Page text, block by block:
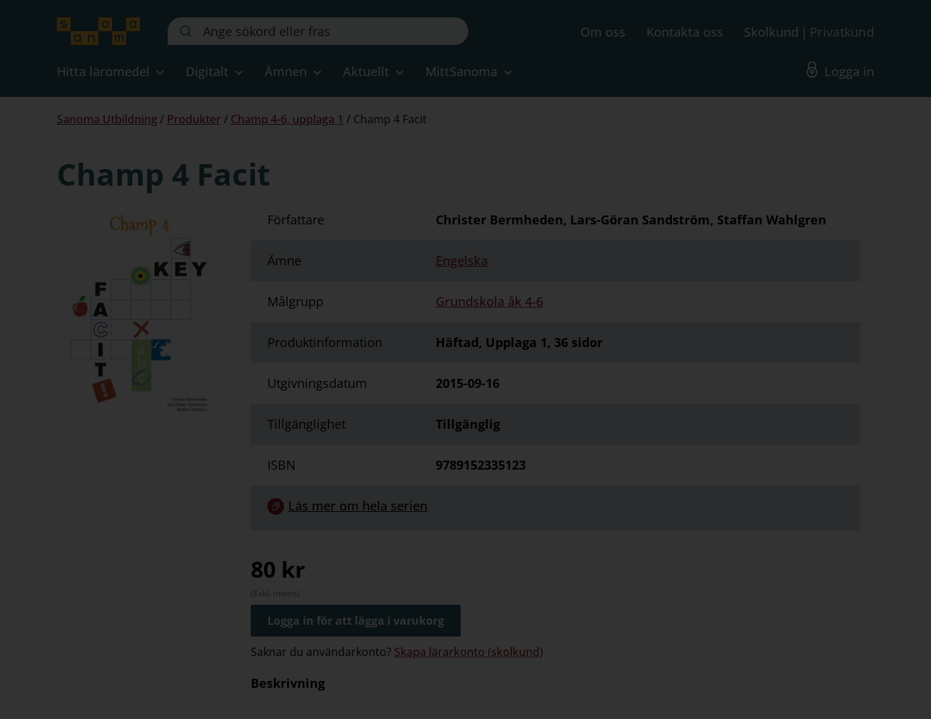
Sök
på
webbplatsen::
Om oss Kontakta oss Skolkund Privatkund
Hitta läromedel Digitalt Ämnen Aktuellt MittSanoma Logga in
Du
Sanoma Utbildning / Produkter / Champ 4-6, upplaga 1 / Champ 4 Facit
Champ 4 Facit
Författare Christer Bermheden, Lars-Göran Sandström, Staffan Wahlgren
Ämne Engelska
Målgrupp Grundskola åk 4-6
Produktinformation Häftad, Upplaga 1, 36 sidor
Utgivningsdatum 2015-09-16
Tillgänglighet Tillgänglig
ISBN 9789152335123
LänkLäs mer om hela serien
80 kr
(Exkl. moms)
Logga in för att lägga i varukorg
Saknar du användarkonto? Skapa lärarkonto (skolkund)
Beskrivning